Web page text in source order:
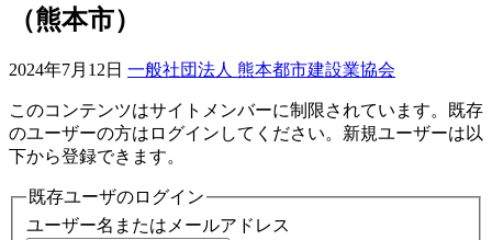
（熊本市）
2024年7月12日 一般社団法人 熊本都市建設業協会
このコンテンツはサイトメンバーに制限されています。既存
のユーザーの方はログインしてください。新規ユーザーは以
下から登録できます。
既存ユーザのログイン
ユーザー名またはメールアドレス